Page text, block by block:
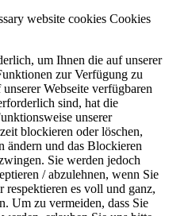
website cookies Cookies
um Ihnen die auf unserer
zur Verfügung zu
Webseite verfügbaren
sind, hat die
unserer
blockieren oder löschen,
ändern und das Blockieren
Sie werden jedoch
/ abzulehnen, wenn Sie
respektieren es voll und ganz,
Um zu vermeiden, dass Sie